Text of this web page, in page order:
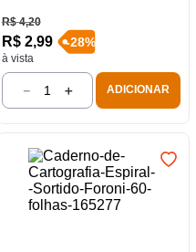
R$ 4,20
R$ 2,99
à vista
-28%
＋
－ ADICIONAR